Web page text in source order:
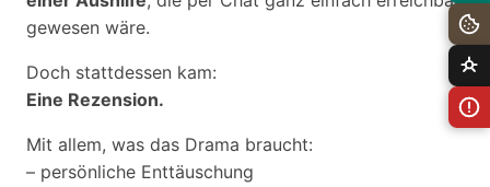
gewesen wäre.
Doch stattdessen kam:
Eine Rezension.
Mit allem, was das Drama braucht:
– persönliche Enttäuschung